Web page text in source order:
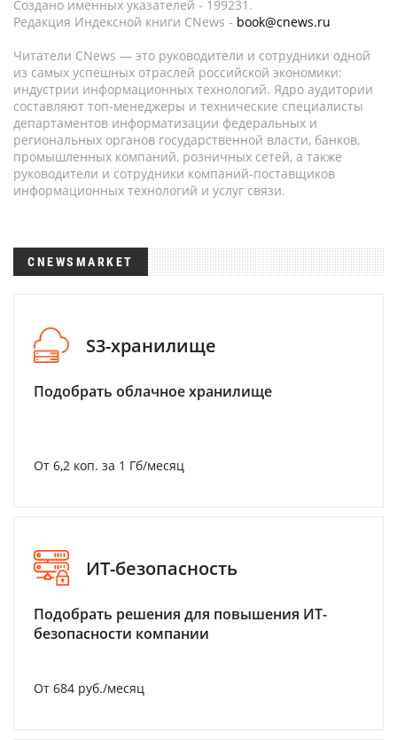
Создано именных указателей - 199231.
Редакция Индексной книги CNews - book@cnews.ru
Читатели CNews — это руководители и сотрудники одной
из самых успешных отраслей российской экономики:
индустрии информационных технологий. Ядро аудитории
составляют топ-менеджеры и технические специалисты
департаментов информатизации федеральных и
региональных органов государственной власти, банков,
промышленных компаний, розничных сетей, а также
руководители и сотрудники компаний-поставщиков
информационных технологий и услуг связи.
CNEWSMARKET
S3-хранилище
Подобрать облачное хранилище
От 6,2 коп. за 1 Гб/месяц
ИТ-безопасность
Подобрать решения для повышения ИТ-
безопасности компании
От 684 руб./месяц